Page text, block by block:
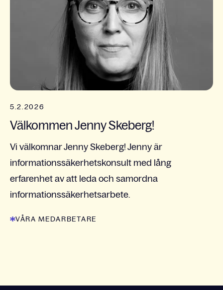
5.2.2026
Välkommen Jenny Skeberg!
Vi välkomnar Jenny Skeberg! Jenny är
informationssäkerhetskonsult med lång
erfarenhet av att leda och samordna
informationssäkerhetsarbete.
VÅRA MEDARBETARE